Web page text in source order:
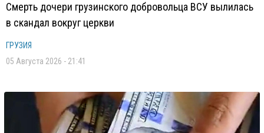
Смерть дочери грузинского добровольца ВСУ вылилась
в скандал вокруг церкви
ГРУЗИЯ
05 Августа 2026 - 21:41